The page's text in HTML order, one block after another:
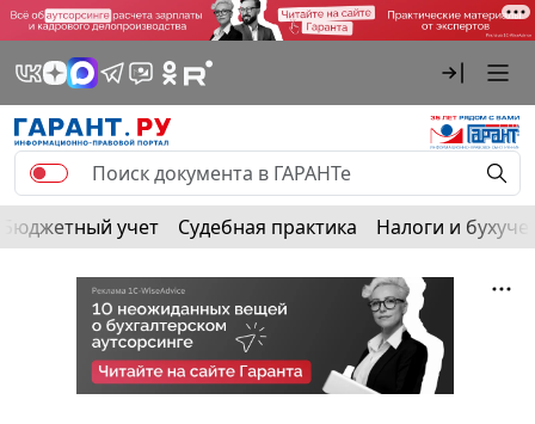
Бюджетный учет Судебная практика Налоги и